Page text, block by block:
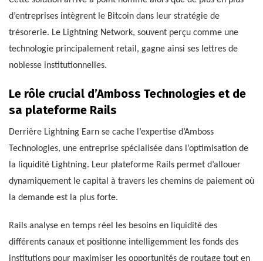
d’entreprises intègrent le Bitcoin dans leur stratégie de
trésorerie. Le Lightning Network, souvent perçu comme une
technologie principalement retail, gagne ainsi ses lettres de
noblesse institutionnelles.
Le rôle crucial d’Amboss Technologies et de
sa plateforme Rails
Derrière Lightning Earn se cache l’expertise d’Amboss
Technologies, une entreprise spécialisée dans l’optimisation de
la liquidité Lightning. Leur plateforme Rails permet d’allouer
dynamiquement le capital à travers les chemins de paiement où
la demande est la plus forte.
Rails analyse en temps réel les besoins en liquidité des
différents canaux et positionne intelligemment les fonds des
institutions pour maximiser les opportunités de routage tout en